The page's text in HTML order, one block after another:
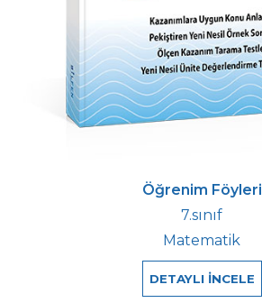
Öğrenim Föyleri
7.sınıf
Matematik
DETAYLI İNCELE